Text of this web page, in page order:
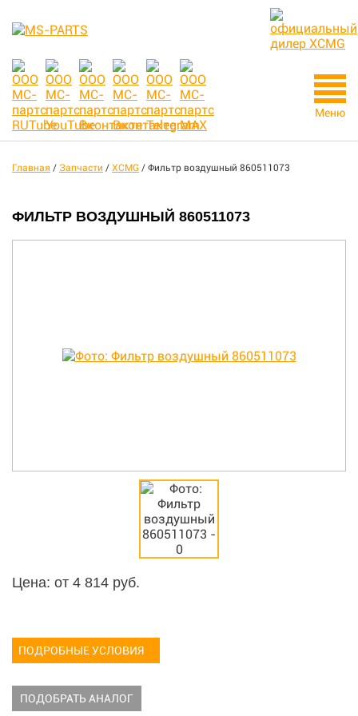
Меню
Главная / Запчасти / XCMG / Фильтр воздушный 860511073
ФИЛЬТР ВОЗДУШНЫЙ 860511073
Цена: от 4 814 руб.
ПОДРОБНЫЕ УСЛОВИЯ
ПОДОБРАТЬ АНАЛОГ